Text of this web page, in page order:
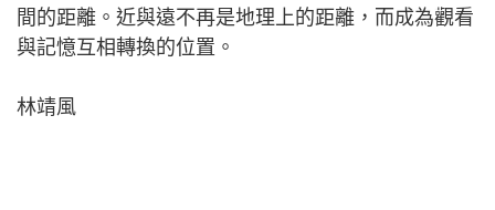
間的距離。近與遠不再是地理上的距離，而成為觀看
與記憶互相轉換的位置。
林靖風